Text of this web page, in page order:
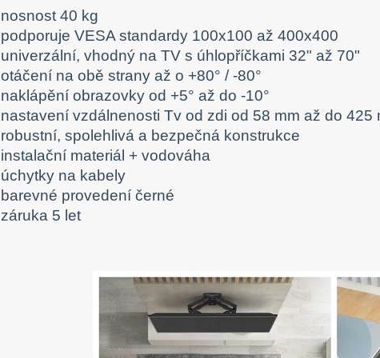
nosnost 40 kg
podporuje VESA standardy 100x100 až 400x400
univerzální, vhodný na TV s úhlopříčkami 32" až 70"
otáčení na obě strany až o +80° / -80°
naklápění obrazovky od +5° až do -10°
nastavení vzdálnenosti Tv od zdi od 58 mm až do 425
robustní, spolehlivá a bezpečná konstrukce
instalační materiál + vodováha
úchytky na kabely
barevné provedení černé
záruka 5 let